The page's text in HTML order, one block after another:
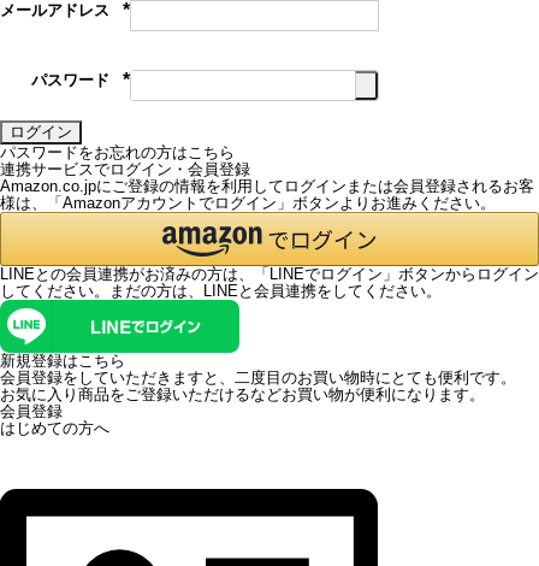
メールアドレス
(必
パスワード
(必
ログイン
パスワードをお忘れの方はこちら
連携サービスでログイン・会員登録
Amazon.co.jpにご登録の情報を利用してログインまたは会員登録されるお客
様は、「Amazonアカウントでログイン」ボタンよりお進みください。
LINEとの会員連携がお済みの方は、「LINEでログイン」ボタンからログイン
してください。まだの方は、
LINEと会員連携をしてください。
新規登録はこちら
会員登録をしていただきますと、二度目のお買い物時にとても便利です。
お気に入り商品をご登録いただけるなどお買い物が便利になります。
会員登録
はじめての方へ